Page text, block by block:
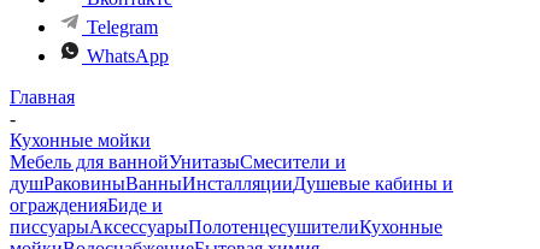
Telegram
WhatsApp
Главная
-
Кухонные мойки
Мебель для ваннойУнитазыСмесители и
душРаковиныВанныИнсталляцииДушевые кабины и
огражденияБиде и
писсуарыАксессуарыПолотенцесушителиКухонные